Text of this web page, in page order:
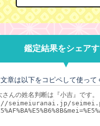
鑑定結果をシェア
文章は以下をコピペして使って